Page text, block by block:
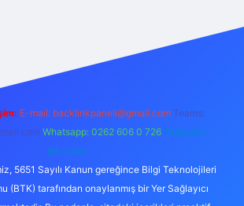
E-mail: backlinkpaneli@gmail.com Teams:
Whatsapp: 0262 606 0 726 Telegram:
@karabul
5651 Sayılı Kanun gereğince Bilgi Teknolojileri
(BTK) tarafından onaylanmış bir Yer Sağlayıcı